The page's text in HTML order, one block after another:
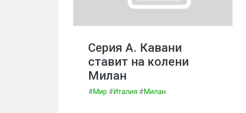
Серия А. Кавани
ставит на колени
Милан
#Мир #Италия #Милан